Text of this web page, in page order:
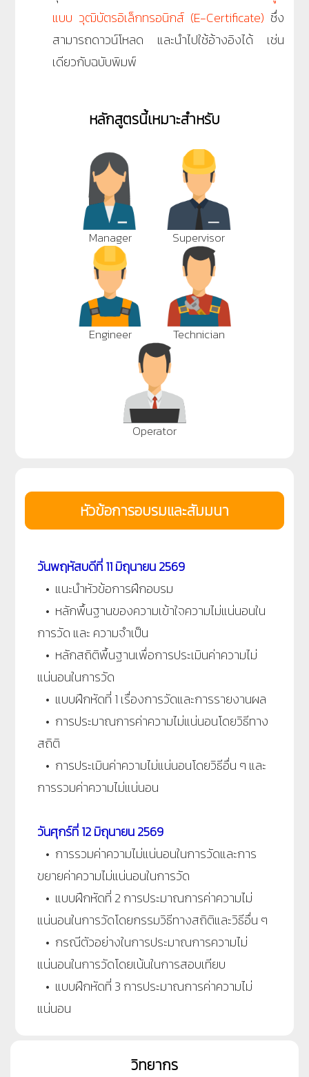
แบบ วุฒิบัตรอิเล็กทรอนิกส์ (E-Certificate) ซึ่ง
สามารถดาวน์โหลด และนำไปใช้อ้างอิงได้ เช่น
เดียวกับฉบับพิมพ์
หลักสูตรนี้เหมาะสำหรับ
Manager Supervisor
Engineer Technician
Operator
หัวข้อการอบรมและสัมมนา
วันพฤหัสบดีที่ 11 มิถุนายน 2569
• แนะนำหัวข้อการฝึกอบรม
• หลักพื้นฐานของความเข้าใจความไม่แน่นอนใน
การวัด และ ความจำเป็น
• หลักสถิติพื้นฐานเพื่อการประเมินค่าความไม่
แน่นอนในการวัด
• แบบฝึกหัดที่ 1 เรื่องการวัดและการรายงานผล
• การประมาณการค่าความไม่แน่นอนโดยวิธีทาง
สถิติ
• การประเมินค่าความไม่แน่นอนโดยวิธีอื่น ๆ และ
การรวมค่าความไม่แน่นอน
วันศุกร์ที่12 มิถุนายน 2569
• การรวมค่าความไม่แน่นอนในการวัดและการ
ขยายค่าความไม่แน่นอนในการวัด
• แบบฝึกหัดที่ 2 การประมาณการค่าความไม่
แน่นอนในการวัดโดยกรรมวิธีทางสถิติและวิธีอื่น ๆ
• กรณีตัวอย่างในการประมาณการความไม่
แน่นอนในการวัดโดยเน้นในการสอบเทียบ
• แบบฝึกหัดที่ 3 การประมาณการค่าความไม่
แน่นอน
วิทยากร